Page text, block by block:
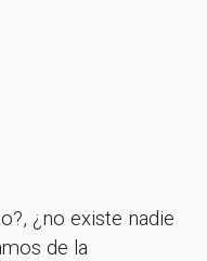
¿no existe nadie
de la